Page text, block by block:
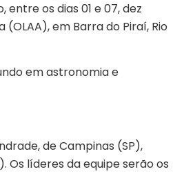
os dias 01 e 07, dez
em Barra do Piraí, Rio
em astronomia e
de Campinas (SP),
Os líderes da equipe serão os